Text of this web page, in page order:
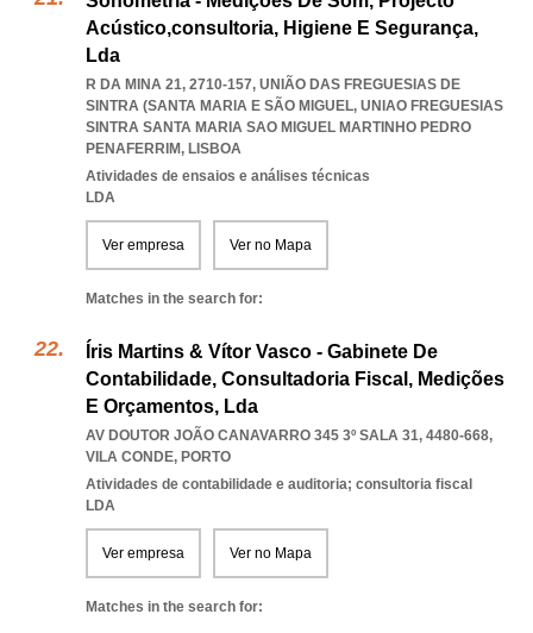
Acústico,consultoria, Higiene E Segurança,
Lda
R DA MINA 21, 2710-157, UNIÃO DAS FREGUESIAS DE
SINTRA (SANTA MARIA E SÃO MIGUEL, UNIAO FREGUESIAS
SINTRA SANTA MARIA SAO MIGUEL MARTINHO PEDRO
PENAFERRIM, LISBOA
Atividades de ensaios e análises técnicas
LDA
Ver empresa Ver no Mapa
Matches in the search for:
Íris Martins & Vítor Vasco - Gabinete De
Contabilidade, Consultadoria Fiscal, Medições
E Orçamentos, Lda
AV DOUTOR JOÃO CANAVARRO 345 3º SALA 31, 4480-668,
VILA CONDE, PORTO
Atividades de contabilidade e auditoria; consultoria fiscal
LDA
Ver empresa Ver no Mapa
Matches in the search for: